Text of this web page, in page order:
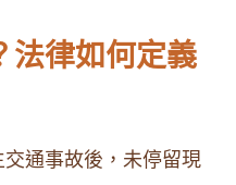
法律如何定義
通事故後，未停留現